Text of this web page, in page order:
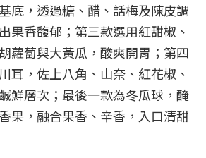
底，透過糖、醋、話梅及陳皮調
果香馥郁；第三款選用紅甜椒、
蘿蔔與大黃瓜，酸爽開胃；第四
耳，佐上八角、山奈、紅花椒、
鮮層次；最後一款為冬瓜球，醃
果，融合果香、辛香，入口清甜